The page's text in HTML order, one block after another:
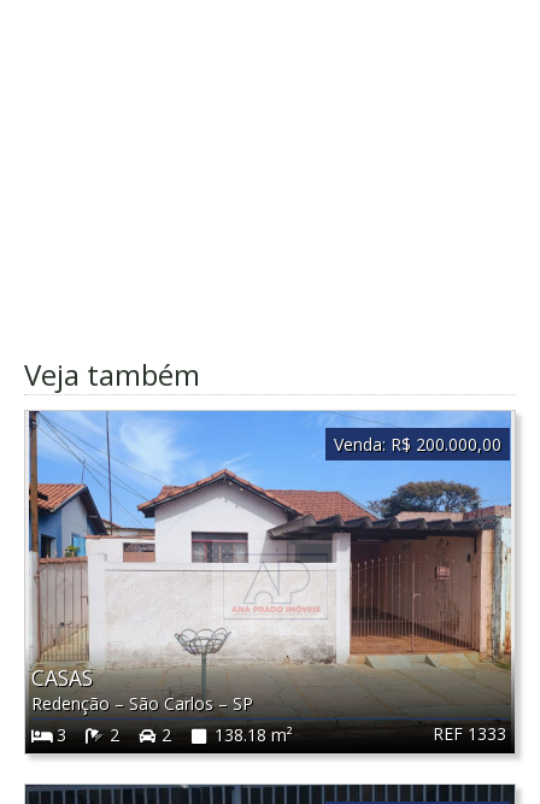
Veja também
REF 1333
CASAS
Redenção –São Carlos–SP
3
2 2 138.18 m²
Venda: R$ 200.000,00